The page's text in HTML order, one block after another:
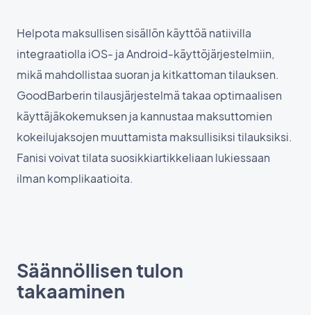
Helpota maksullisen sisällön käyttöä natiivilla
integraatiolla iOS- ja Android-käyttöjärjestelmiin,
mikä mahdollistaa suoran ja kitkattoman tilauksen.
GoodBarberin tilausjärjestelmä takaa optimaalisen
käyttäjäkokemuksen ja kannustaa maksuttomien
kokeilujaksojen muuttamista maksullisiksi tilauksiksi.
Fanisi voivat tilata suosikkiartikkeliaan lukiessaan
ilman komplikaatioita.
Säännöllisen tulon
takaaminen